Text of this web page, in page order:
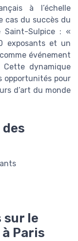
à l’échelle
cas du succès du
Saint-Sulpice : «
exposants et un
événement
dynamique
opportunités pour
d’art du monde
sur le
Paris